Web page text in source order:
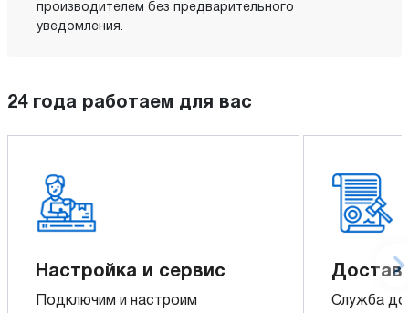
производителем без предварительного
уведомления.
24 года работаем для вас
Настройка и сервис
Подключим и настроим
Служба